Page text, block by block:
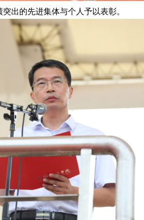
出的先进集体与个人予以表彰。